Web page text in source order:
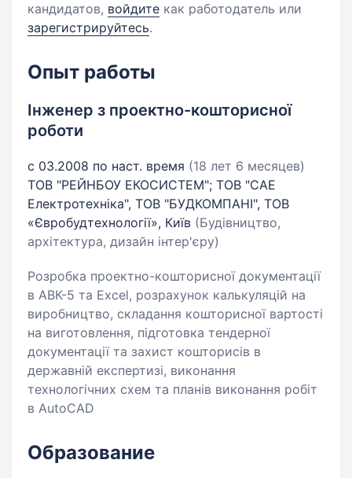
кандидатов, войдите как работодатель или
зарегистрируйтесь.
Опыт работы
Інженер з проектно-кошторисної
роботи
с 03.2008 по наст. время (18 лет 6 месяцев)
ТОВ "РЕЙНБОУ ЕКОСИСТЕМ"; ТОВ "САЕ
Електротехніка", ТОВ "БУДКОМПАНІ", ТОВ
«Євробудтехнології», Київ (Будівництво,
архітектура, дизайн інтер'єру)
Розробка проектно-кошторисної документації
в АВК-5 та Excel, розрахунок калькуляцій на
виробництво, складання кошторисної вартості
на виготовлення, підготовка тендерної
документації та захист кошторисів в
державній експертизі, виконання
технологічних схем та планів виконання робіт
в AutoCAD
Образование